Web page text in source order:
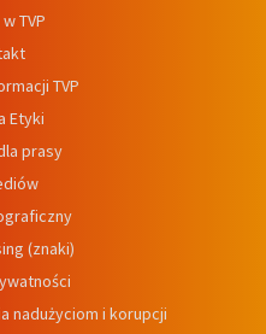
TVP
TVP
Etyki
prasy
(znaki)
nadużyciom i korupcji